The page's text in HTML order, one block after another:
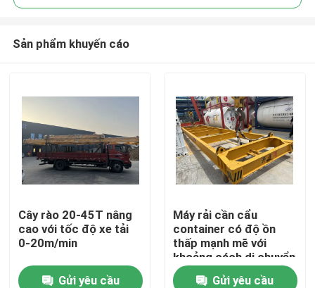
Sản phẩm khuyến cáo
Cây rào 20-45T nâng
cao với tốc độ xe tải
0-20m/min
Gửi yêu cầu
Máy rải cần cẩu
container có độ ồn
thấp mạnh mẽ với
khoảng cách di chuyển
20m
Gửi yêu cầu